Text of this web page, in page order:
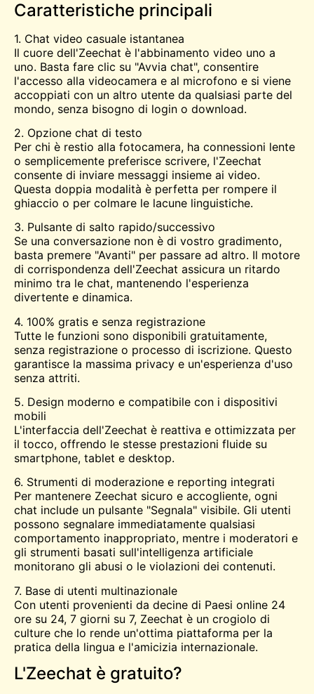
Caratteristiche principali
1. Chat video casuale istantanea
Il cuore dell'Zeechat è l'abbinamento video uno a
uno. Basta fare clic su "Avvia chat", consentire
l'accesso alla videocamera e al microfono e si viene
accoppiati con un altro utente da qualsiasi parte del
mondo, senza bisogno di login o download.
2. Opzione chat di testo
Per chi è restio alla fotocamera, ha connessioni lente
o semplicemente preferisce scrivere, l'Zeechat
consente di inviare messaggi insieme ai video.
Questa doppia modalità è perfetta per rompere il
ghiaccio o per colmare le lacune linguistiche.
3. Pulsante di salto rapido/successivo
Se una conversazione non è di vostro gradimento,
basta premere "Avanti" per passare ad altro. Il motore
di corrispondenza dell'Zeechat assicura un ritardo
minimo tra le chat, mantenendo l'esperienza
divertente e dinamica.
4. 100% gratis e senza registrazione
Tutte le funzioni sono disponibili gratuitamente,
senza registrazione o processo di iscrizione. Questo
garantisce la massima privacy e un'esperienza d'uso
senza attriti.
5. Design moderno e compatibile con i dispositivi
mobili
L'interfaccia dell'Zeechat è reattiva e ottimizzata per
il tocco, offrendo le stesse prestazioni fluide su
smartphone, tablet e desktop.
6. Strumenti di moderazione e reporting integrati
Per mantenere Zeechat sicuro e accogliente, ogni
chat include un pulsante "Segnala" visibile. Gli utenti
possono segnalare immediatamente qualsiasi
comportamento inappropriato, mentre i moderatori e
gli strumenti basati sull'intelligenza artificiale
monitorano gli abusi o le violazioni dei contenuti.
7. Base di utenti multinazionale
Con utenti provenienti da decine di Paesi online 24
ore su 24, 7 giorni su 7, Zeechat è un crogiolo di
culture che lo rende un'ottima piattaforma per la
pratica della lingua e l'amicizia internazionale.
L'Zeechat è gratuito?